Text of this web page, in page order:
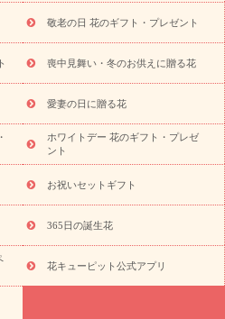
ペットのお供えフラワー
お盆（新
返し お見舞い
お取り寄せギフト
植物 ミディ胡蝶蘭
プリザーブ
す アレンジメント 花束
スタ
やみ 胡蝶蘭 胡蝶蘭・花鉢
蝶蘭・お供え
世界初の青色胡蝶蘭
多肉植物
プリザーブドフラワー
花とセットギフト
セミオーダー
ア-）
花とみどりのeギフト
ピンク イエローオレンジ
レッ
トルコキキョウ
お祝い・4000円～
お祝い・
お祝い・ 10000円～
お供え・お
敬老の日 花のギフト・プレゼント
喪中見舞い・冬のお供えに贈る花
愛妻の日に贈る花
ホワイトデー 花のギフト・プレゼ
ント
お祝いセットギフト
365日の誕生花
花キューピット公式アプリ